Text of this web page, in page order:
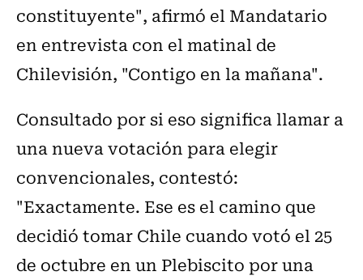
constituyente", afirmó el Mandatario
en entrevista con el matinal de
Chilevisión, "Contigo en la mañana".
Consultado por si eso significa llamar a
una nueva votación para elegir
convencionales, contestó:
"Exactamente. Ese es el camino que
decidió tomar Chile cuando votó el 25
de octubre en un Plebiscito por una